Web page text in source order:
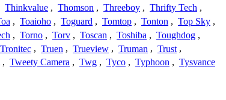
Thinkvalue , Thomson , Threeboy , Thrifty Tech ,
, Toaioho , Toguard , Tomtop , Tonton , Top Sky ,
, Torno , Torv , Toscan , Toshiba , Toughdog ,
Tronitec , Truen , Trueview , Truman , Trust ,
, Tweety Camera , Twg , Tyco , Typhoon , Tysvance